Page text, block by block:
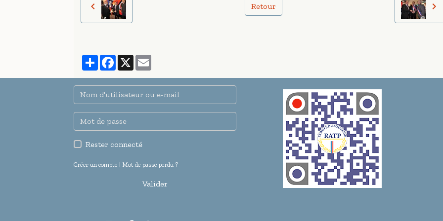
Retour
PartagerFacebook
X
Rester connecté
Créer un compte | Mot de passe perdu ?
Valider